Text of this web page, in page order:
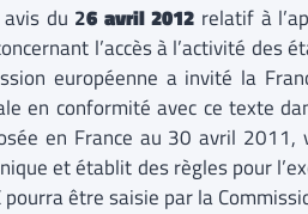
du 26 avril 2012 relatif à
l’accès à l’activité des
européenne a invité la
en conformité avec ce texte
en France au 30 avril 2011,
et établit des règles pour
pourra être saisie par la